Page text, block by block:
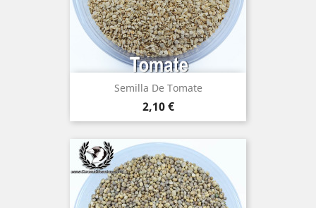
Semilla De Tomate
Precio
2,10 €